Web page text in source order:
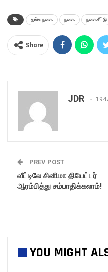
தங்க நகை நகை நகைசீட்டு
Share
JDR
PREV POST
வீட்டிலே சினிமா தியேட்டர்
ஆரம்பித்து சம்பாதிக்கலாம்!
YOU MIGHT